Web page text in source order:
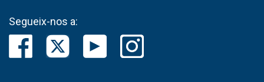
Segueix-nos a: